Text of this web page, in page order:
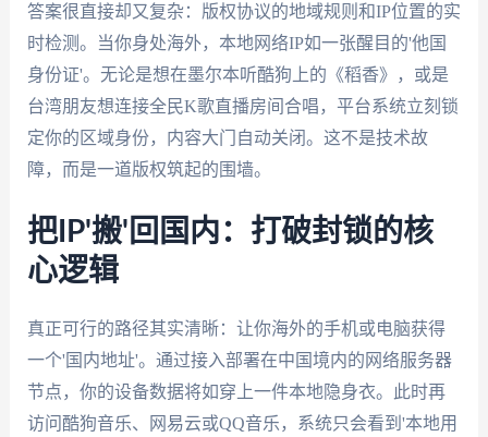
答案很直接却又复杂：版权协议的地域规则和IP位置的实
时检测。当你身处海外，本地网络IP如一张醒目的'他国
身份证'。无论是想在墨尔本听酷狗上的《稻香》，或是
台湾朋友想连接全民K歌直播房间合唱，平台系统立刻锁
定你的区域身份，内容大门自动关闭。这不是技术故
障，而是一道版权筑起的围墙。
把IP'搬'回国内：打破封锁的核
心逻辑
真正可行的路径其实清晰：让你海外的手机或电脑获得
一个'国内地址'。通过接入部署在中国境内的网络服务器
节点，你的设备数据将如穿上一件本地隐身衣。此时再
访问酷狗音乐、网易云或QQ音乐，系统只会看到'本地用